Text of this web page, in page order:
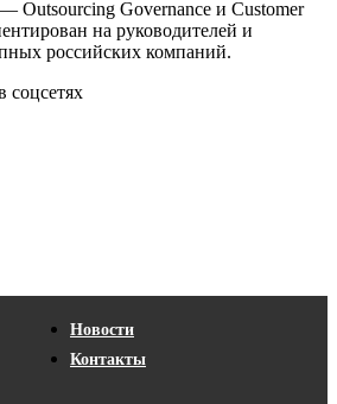
Outsourcing Governance и Customer
на руководителей и
российских компаний.
соцсетях
Новости
Контакты